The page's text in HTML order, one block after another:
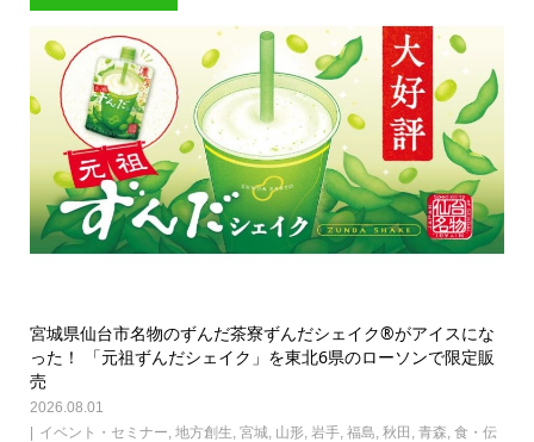
宮城県仙台市名物のずんだ茶寮ずんだシェイク®がアイスにな
った！ 「元祖ずんだシェイク」を東北6県のローソンで限定販
売
2026.08.01
イベント・セミナー 地方創生 宮城 山形, 岩手, 福島 秋田 青森 食・伝